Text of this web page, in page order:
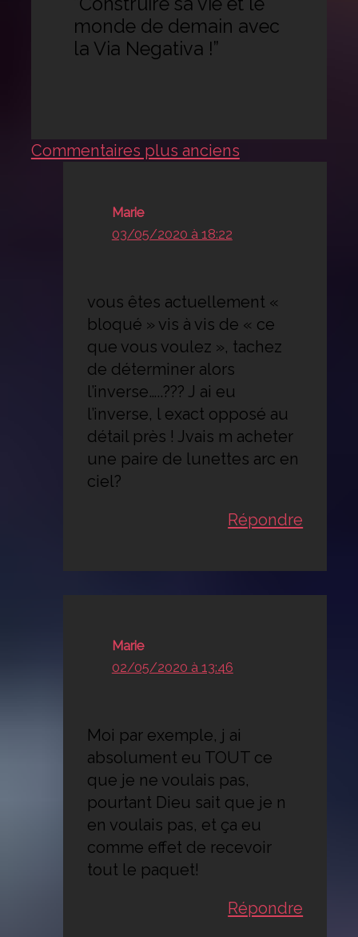
monde de demain avec
la Via Negativa !”
Commentaires
Commentaires plus anciens
Marie
03/05/2020 à 18:22
vous êtes actuellement «
bloqué » vis à vis de « ce
que vous voulez », tachez
de déterminer alors
l’inverse…..??? J ai eu
l’inverse, l exact opposé au
détail près ! Jvais m acheter
une paire de lunettes arc en
ciel?
Répondre
Marie
02/05/2020 à 13:46
Moi par exemple, j ai
absolument eu TOUT ce
que je ne voulais pas,
pourtant Dieu sait que je n
en voulais pas, et ça eu
comme effet de recevoir
tout le paquet!
Répondre